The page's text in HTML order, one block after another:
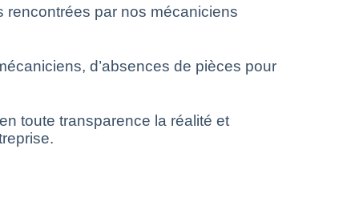
rencontrées par nos mécaniciens
d’absences de pièces pour
toute transparence la réalité et